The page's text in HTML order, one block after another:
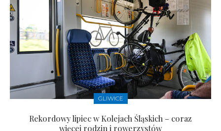
GLIWICE
Rekordowy lipiec w Kolejach Śląskich – coraz
więcej rodzin i rowerzystów